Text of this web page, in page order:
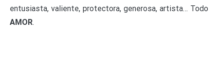
entusiasta, valiente, protectora, generosa, artista… Todo
AMOR.